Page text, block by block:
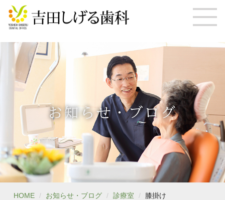
お知らせ・ブログ
HOME お知らせ・ブログ 診療室 膝掛け